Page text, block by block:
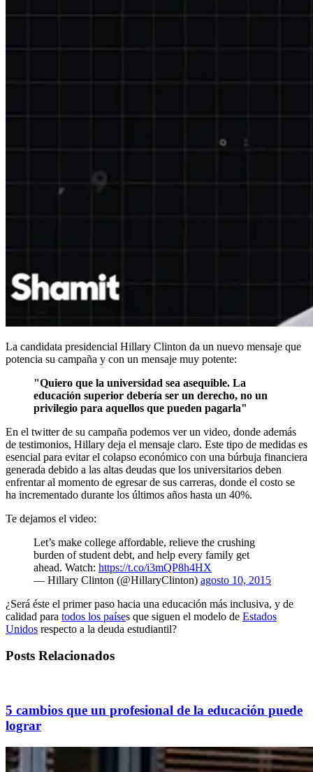
La candidata presidencial Hillary Clinton da un nuevo mensaje que
potencia su campaña y con un mensaje muy potente:
"Quiero que la universidad sea asequible. La
educación superior debería ser un derecho, no un
privilegio para aquellos que pueden pagarla"
En el twitter de su campaña podemos ver un video, donde además
de testimonios, Hillary deja el mensaje claro. Este tipo de medidas es
esencial para evitar el colapso económico con una búrbuja financiera
generada debido a las altas deudas que los universitarios deben
enfrentar al momento de egresar de sus carreras, donde el costo se
ha incrementado durante los últimos años hasta un 40%.
Te dejamos el video:
Let’s make college affordable, relieve the crushing
burden of student debt, and help every family get
ahead. Watch: https://t.co/i3mQP8h4HX
— Hillary Clinton (@HillaryClinton) agosto 10, 2015
¿Será éste el primer paso hacia una educación más inclusiva, y de
calidad para todos los países que siguen el modelo de Estados
Unidos respecto a la deuda estudiantil?
Posts Relacionados
5 cambios que un profesional de la educación puede
lograr